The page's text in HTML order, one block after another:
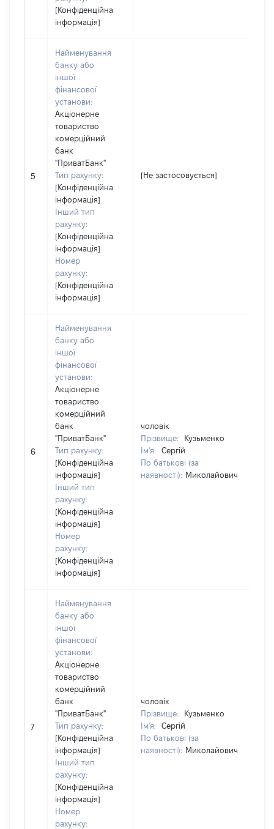
[Конфіденційна
інформація]
5
Найменування
банку або
іншої
фінансової
установи:
Акціонерне
товариство
комерційний
банк
"ПриватБанк"
Тип рахунку:
[Конфіденційна
інформація]
Інший тип
рахунку:
[Конфіденційна
інформація]
Номер
рахунку:
[Конфіденційна
інформація]
[Не застосовується]
6
Найменування
банку або
іншої
фінансової
установи:
Акціонерне
товариство
комерційний
банк
"ПриватБанк"
Тип рахунку:
[Конфіденційна
інформація]
Інший тип
рахунку:
[Конфіденційна
інформація]
Номер
рахунку:
[Конфіденційна
інформація]
чоловік
Прізвище:
Кузьменко
Ім'я:
Сергій
По батькові (за
наявності): Миколайович
7
Найменування
банку або
іншої
фінансової
установи:
Акціонерне
товариство
комерційний
банк
"ПриватБанк"
Тип рахунку:
[Конфіденційна
інформація]
Інший тип
рахунку:
[Конфіденційна
інформація]
Номер
рахунку:
чоловік
Прізвище:
Кузьменко
Ім'я:
Сергій
По батькові (за
наявності): Миколайович